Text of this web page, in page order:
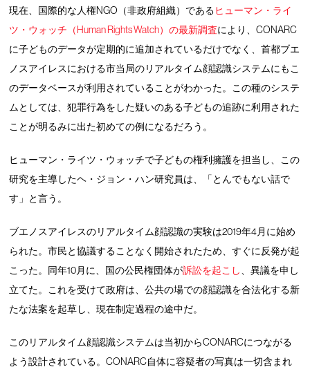
現在、国際的な人権NGO（非政府組織）であるヒューマン・ライ
ツ・ウォッチ（Human Rights Watch）の最新調査により、CONARC
に子どものデータが定期的に追加されているだけでなく、首都ブエ
ノスアイレスにおける市当局のリアルタイム顔認識システムにもこ
のデータベースが利用されていることがわかった。この種のシステ
ムとしては、犯罪行為をした疑いのある子どもの追跡に利用された
ことが明るみに出た初めての例になるだろう。
ヒューマン・ライツ・ウォッチで子どもの権利擁護を担当し、この
研究を主導したヘ・ジョン・ハン研究員は、「とんでもない話で
す」と言う。
ブエノスアイレスのリアルタイム顔認識の実験は2019年4月に始め
られた。市民と協議することなく開始されたため、すぐに反発が起
こった。同年10月に、国の公民権団体が訴訟を起こし
、異議を申し
立てた。これを受けて政府は、公共の場での顔認識を合法化する新
たな法案を起草し、現在制定過程の途中だ。
このリアルタイム顔認識システムは当初からCONARCにつながる
よう設計されている。CONARC自体に容疑者の写真は一切含まれ